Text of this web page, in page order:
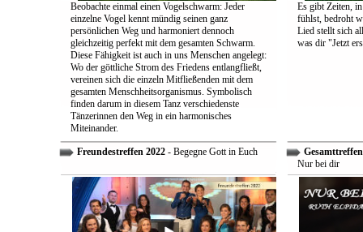
Beobachte einmal einen Vogelschwarm: Jeder
einzelne Vogel kennt mündig seinen ganz
persönlichen Weg und harmoniert dennoch
gleichzeitig perfekt mit dem gesamten Schwarm.
Diese Fähigkeit ist auch in uns Menschen angelegt:
Wo der göttliche Strom des Friedens entlangfließt,
vereinen sich die einzeln Mitfließenden mit dem
gesamten Menschheitsorganismus. Symbolisch
finden darum in diesem Tanz verschiedenste
Tänzerinnen den Weg in ein harmonisches
Miteinander.
Es gibt Zeiten,
fühlst, bedroht
Lied stellt sich
was dir "Jetzt
Freundestreffen 2022- Begegne Gott in Euch
Nur bei dir